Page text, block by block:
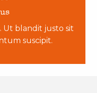
blandit justo sit
suscipit.